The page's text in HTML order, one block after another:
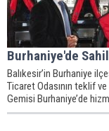
Burhaniye'de
Balıkesir’in Burhaniye
Ticaret Odasının teklif
Gemisi Burhaniye’de